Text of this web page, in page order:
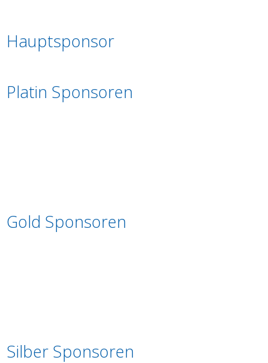
Hauptsponsor
Platin Sponsoren
Gold Sponsoren
Silber Sponsoren